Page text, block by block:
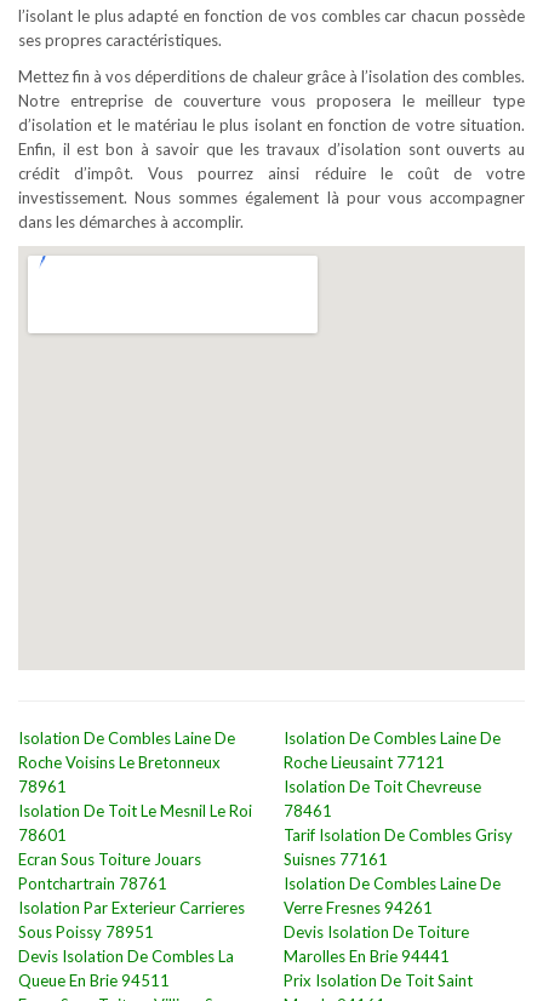
l’isolant le plus adapté en fonction de vos combles car chacun possède
ses propres caractéristiques.
Mettez fin à vos déperditions de chaleur grâce à l’isolation des combles.
Notre entreprise de couverture vous proposera le meilleur type
d’isolation et le matériau le plus isolant en fonction de votre situation.
Enfin, il est bon à savoir que les travaux d’isolation sont ouverts au
crédit d’impôt. Vous pourrez ainsi réduire le coût de votre
investissement. Nous sommes également là pour vous accompagner
dans les démarches à accomplir.
Isolation De Combles Laine De
Roche Voisins Le Bretonneux
78961
Isolation De Toit Le Mesnil Le Roi
78601
Ecran Sous Toiture Jouars
Pontchartrain 78761
Isolation Par Exterieur Carrieres
Sous Poissy 78951
Devis Isolation De Combles La
Queue En Brie 94511
Isolation De Combles Laine De
Roche Lieusaint 77121
Isolation De Toit Chevreuse
78461
Tarif Isolation De Combles Grisy
Suisnes 77161
Isolation De Combles Laine De
Verre Fresnes 94261
Devis Isolation De Toiture
Marolles En Brie 94441
Prix Isolation De Toit Saint